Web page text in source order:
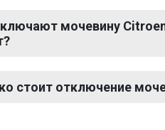
мочевину
стоит отключение